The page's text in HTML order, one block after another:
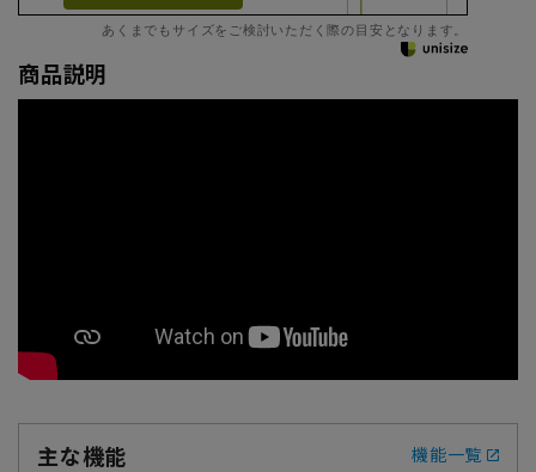
あくまでもサイズをご検討いただく際の目安となります。
商品説明
主な機能 機能一覧